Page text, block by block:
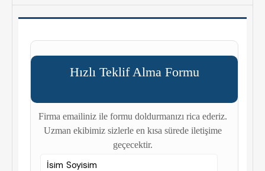
Hızlı Teklif Alma Formu
Firma emailiniz ile formu doldurmanızı rica ederiz.
Uzman ekibimiz sizlerle en kısa sürede iletişime
geçecektir.